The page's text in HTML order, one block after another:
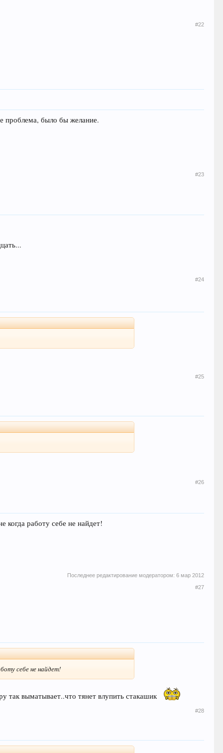
#22
проблема, было бы желание.
#23
#24
#25
#26
когда работу себе не найдет!
Последнее редактирование модератором: 6 мар 2012
#27
себе не найдет!
так выматывает..что тянет влупить стакашик
#28